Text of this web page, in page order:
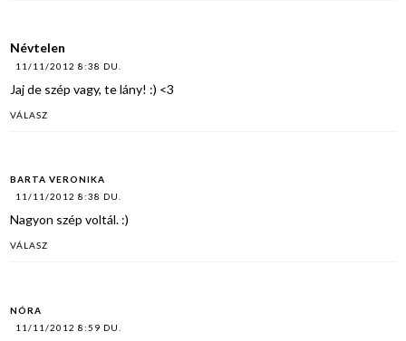
Névtelen
11/11/2012 8:38 DU.
Jaj de szép vagy, te lány! :) <3
VÁLASZ
BARTA VERONIKA
11/11/2012 8:38 DU.
Nagyon szép voltál. :)
VÁLASZ
NÓRA
11/11/2012 8:59 DU.